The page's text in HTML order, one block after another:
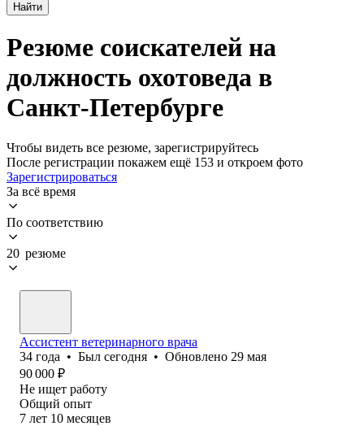
Найти
Резюме соискателей на
должность охотоведа в
Санкт-Петербурге
Чтобы видеть все резюме, зарегистрируйтесь
После регистрации покажем ещё 153 и откроем фото
Зарегистрироваться
За всё время
По соответствию
20 резюме
Ассистент ветеринарного врача
34 года • Был сегодня • Обновлено 29 мая
90 000 ₽
Не ищет работу
Общий опыт
7 лет 10 месяцев